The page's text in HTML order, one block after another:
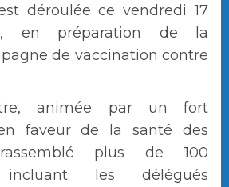
déroulée ce vendredi 17
en préparation de la
de vaccination contre
animée par un fort
faveur de la santé des
plus de 100
incluant les délégués